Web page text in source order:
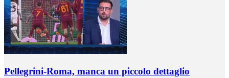
Pellegrini-Roma, manca un piccolo dettaglio